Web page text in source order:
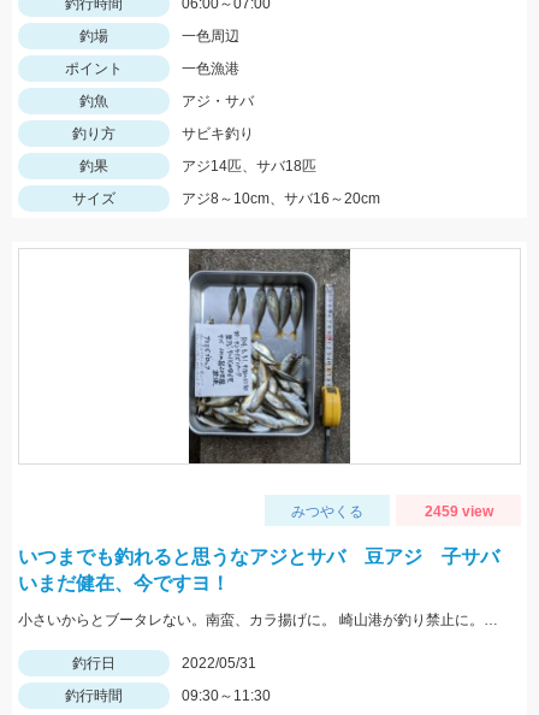
釣行時間
06:00～07:00
釣場
一色周辺
ポイント
一色漁港
釣魚
アジ・サバ
釣り方
サビキ釣り
釣果
アジ14匹、サバ18匹
サイズ
アジ8～10cm、サバ16～20cm
みつやくる 2459 view
いつまでも釣れると思うなアジとサバ 豆アジ 子サバ
いまだ健在、今ですヨ！
小さいからとブータレない。南蛮、カラ揚げに。 崎山港が釣り禁止に。地元の漁師さんの言、最低限のマナーは守りましょう
釣行日
2022/05/31
釣行時間
09:30～11:30